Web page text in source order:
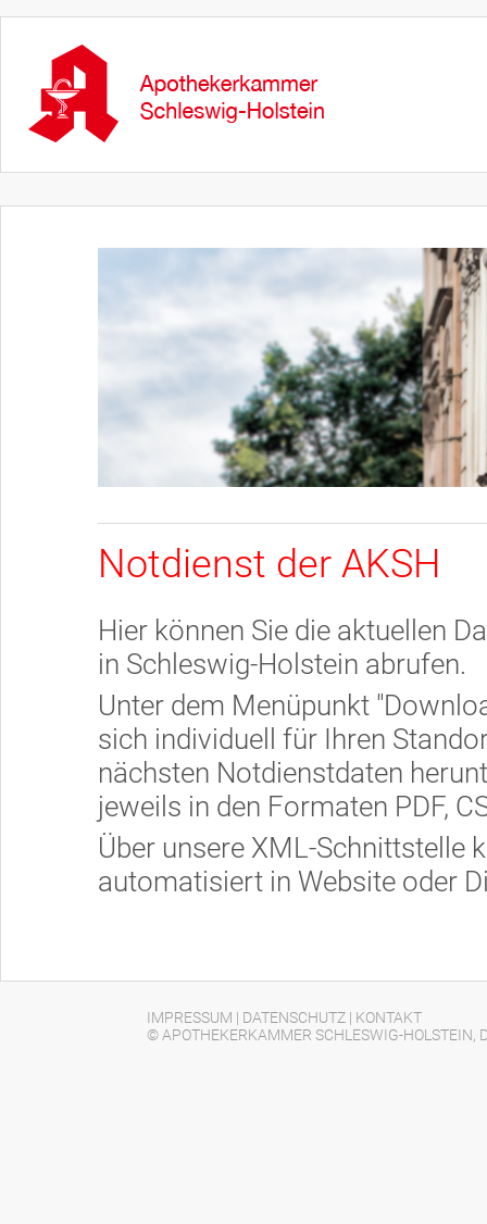
Notdienst der AKSH
Hier können Sie die aktuellen
in Schleswig-Holstein abrufen.
Unter dem Menüpunkt
sich individuell für Ihren
nächsten Notdienstdaten
jeweils in den Formaten PDF,
Über unsere XML-Schnittstelle
automatisiert in Website oder
IMPRESSUM | DATENSCHUTZ | KONTAKT
© APOTHEKERKAMMER SCHLESWIG-HOLSTEIN,